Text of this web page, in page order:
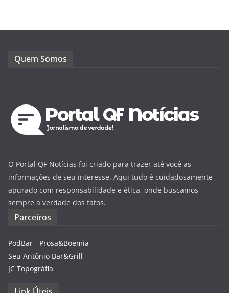
Quem Somos
O Portal QF Notícias foi criado para trazer até você as
informações de seu interesse. Aqui tudo é cuidadosamente
apurado com responsabilidade e ética, onde buscamos
sempre a verdade dos fatos.
Parceiros
PodBar - Prosa&Boemia
Seu Antônio Bar&Grill
JC Topográfia